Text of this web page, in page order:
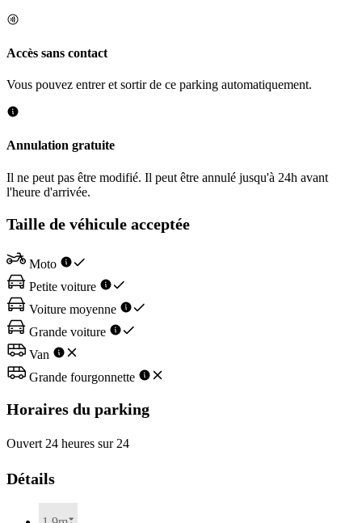
Accès sans contact
Vous pouvez entrer et sortir de ce parking automatiquement.
Annulation gratuite
Il ne peut pas être modifié. Il peut être annulé jusqu'à 24h avant
l'heure d'arrivée.
Taille de véhicule acceptée
Moto
Petite voiture
Voiture moyenne
Grande voiture
Van
Grande fourgonnette
Horaires du parking
Ouvert 24 heures sur 24
Détails